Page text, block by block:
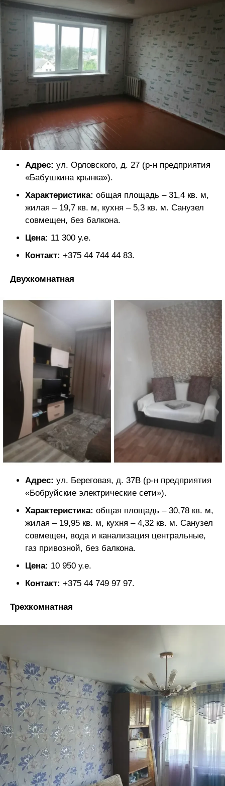
Адрес: ул. Орловского, д. 27 (р-н предприятия
«Бабушкина крынка»).
Характеристика: общая площадь – 31,4 кв. м,
жилая – 19,7 кв. м, кухня – 5,3 кв. м. Санузел
совмещен, без балкона.
Цена: 11 300 у.е.
Контакт: +375 44 744 44 83.
Двухкомнатная
Адрес: ул. Береговая, д. 37В (р-н предприятия
«Бобруйские электрические сети»).
Характеристика: общая площадь – 30,78 кв. м,
жилая – 19,95 кв. м, кухня – 4,32 кв. м. Санузел
совмещен, вода и канализация центральные,
газ привозной, без балкона.
Цена: 10 950 у.е.
Контакт: +375 44 749 97 97.
Трехкомнатная